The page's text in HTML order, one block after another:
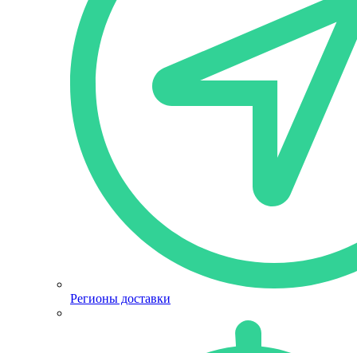
Регионы доставки